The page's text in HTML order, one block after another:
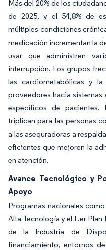
Más del 20% de los
de 2025, y el 54,8% de
múltiples condiciones
medicación incrementan la
usar que administren
interrupción. Los grupos
las cardiometabólicas y
proveedores hacia
específicos de
triplican para las personas
a las aseguradoras a
eficientes que mejoren la
en atención.
Avance Tecnológico y
Apoyo
Programas nacionales
Alta Tecnología y el 1.er
de la Industria de
financiamiento, entornos